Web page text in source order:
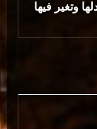
وتغير فيها